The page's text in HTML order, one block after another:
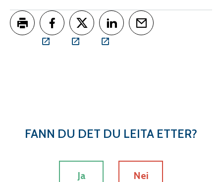
Del på Facebook
Del på TwitterDel på LinkedIn
FANN DU DET DU LEITA ETTER?
Ja Nei